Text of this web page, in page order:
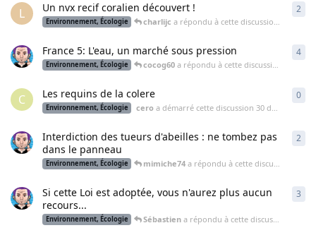
L Un nvx recif coralien découvert !
Environnement, Écologie charlijc a répondu à cette discussion
2
France 5: L'eau, un marché sous pression
Environnement, Écologie cocog60 a répondu à cette discussion
4
C Les requins de la colere
Environnement, Écologie cero a démarré cette discussion30 déc. 2016
0
Interdiction des tueurs d'abeilles : ne tombez pas
dans le panneau
Environnement, Écologie mimiche74 a répondu à cette discussion
2
Si cette Loi est adoptée, vous n'aurez plus aucun
recours...
Environnement, Écologie Sébastien a répondu à cette discussion
3